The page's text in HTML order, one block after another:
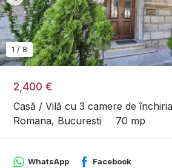
2,400 €
Casă / Vilă cu 3 camere de
Romana, Bucuresti
70 mp
1 / 8
WhatsApp Facebook